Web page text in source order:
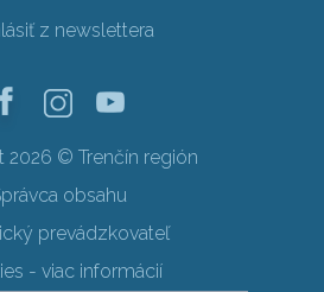
z newslettera
2026 © Trenčín región
obsahu
prevádzkovateľ
- viac informácií